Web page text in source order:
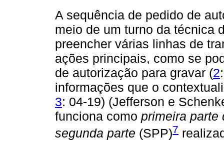
A sequência de pedido de
meio de um turno da técnica
preencher várias linhas de
ações principais, como se
de autorização para gravar (2
informações que o
3: 04-19) (Jefferson e
funciona como primeira parte
segunda parte (SPP)7